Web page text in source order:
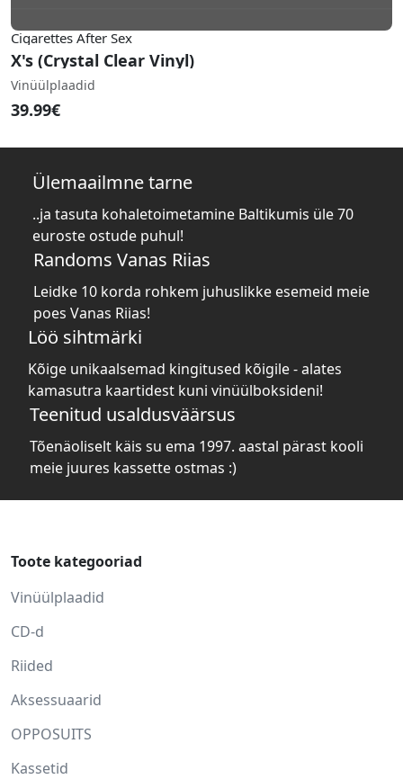
Cigarettes After Sex
X's (Crystal Clear Vinyl)
Vinüülplaadid
39.99€
Ülemaailmne tarne
..ja tasuta kohaletoimetamine Baltikumis üle 70
euroste ostude puhul!
Randoms Vanas Riias
Leidke 10 korda rohkem juhuslikke esemeid meie
poes Vanas Riias!
Löö sihtmärki
Kõige unikaalsemad kingitused kõigile - alates
kamasutra kaartidest kuni vinüülboksideni!
Teenitud usaldusväärsus
Tõenäoliselt käis su ema 1997. aastal pärast kooli
meie juures kassette ostmas :)
Toote kategooriad
Vinüülplaadid
CD-d
Riided
Aksessuaarid
OPPOSUITS
Kassetid